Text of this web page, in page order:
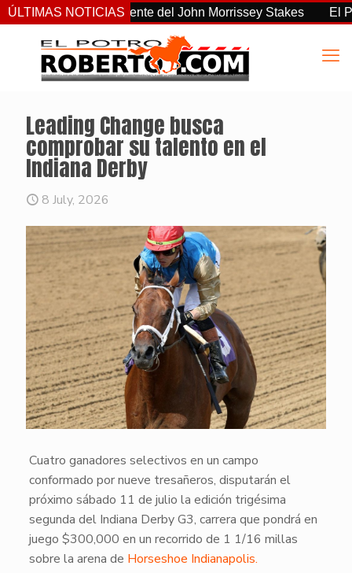
ÚLTIMAS NOTICIAS
el más consistente del John Morrissey Stakes El
Leading Change busca
comprobar su talento en el
Indiana Derby
8 July, 2026
Cuatro ganadores selectivos en un campo
conformado por nueve tresañeros, disputarán el
próximo sábado 11 de julio la edición trigésima
segunda del Indiana Derby G3, carrera que pondrá en
juego $300,000 en un recorrido de 1 1/16 millas
sobre la arena de Horseshoe Indianapolis.